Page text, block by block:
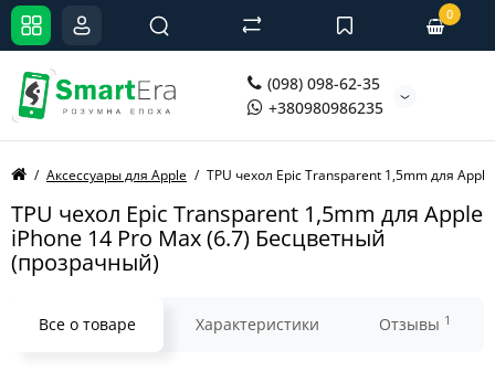
(098) 098-62-35
+380980986235
0
Аксессуары для Apple TPU чехол Epic Transparent 1,5mm для
TPU чехол Epic Transparent 1,5mm для Apple
iPhone 14 Pro Max (6.7) Бесцветный
(прозрачный)
Все о товаре Характеристики Отзывы 1